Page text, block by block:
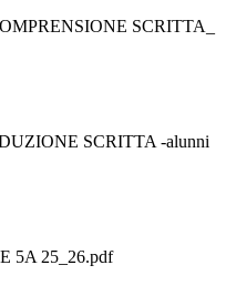
SCRITTA_
SCRITTA -alunni
5A 25_26.pdf